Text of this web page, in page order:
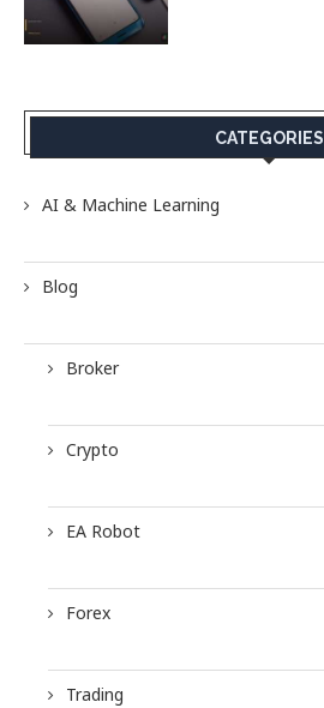
CATEGORIES
AI & Machine Learning
Blog
Broker
Crypto
EA Robot
Forex
Trading